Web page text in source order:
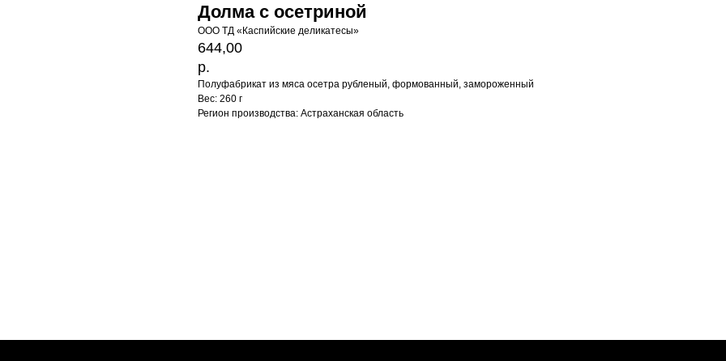
Долма с осетриной
ООО ТД «Каспийские деликатесы»
644,00
р.
Полуфабрикат из мяса осетра рубленый, формованный, замороженный
Вес: 260 г
Регион производства: Астраханская область